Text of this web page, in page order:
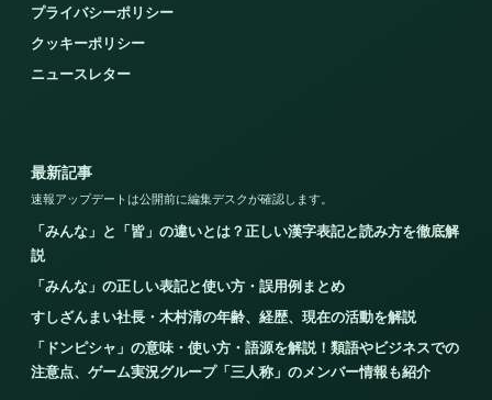
プライバシーポリシー
クッキーポリシー
ニュースレター
最新記事
速報アップデートは公開前に編集デスクが確認します。
「みんな」と「皆」の違いとは？正しい漢字表記と読み方を徹底解
説
「みんな」の正しい表記と使い方・誤用例まとめ
すしざんまい社長・木村清の年齢、経歴、現在の活動を解説
「ドンピシャ」の意味・使い方・語源を解説！類語やビジネスでの
注意点、ゲーム実況グループ「三人称」のメンバー情報も紹介